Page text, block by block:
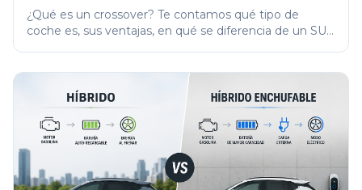
¿Qué es un crossover? Te contamos qué tipo de
coche es, sus ventajas, en qué se diferencia de un SUV